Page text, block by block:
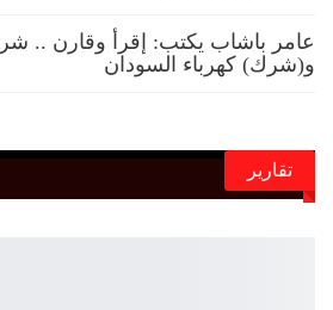
عامر باشاب يكتب: إقرأ وقارن ..
و(شرك) كهرباء السودان
تقارير